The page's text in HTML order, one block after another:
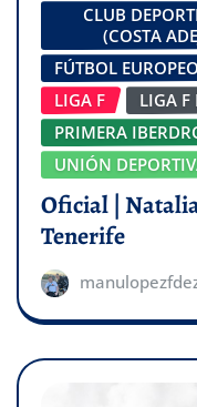
CLUB
(COSTA
FÚTBOL EUROPEO
LIGA F
LIGA F
PRIMERA
UNIÓN
Oficial |
Tenerife